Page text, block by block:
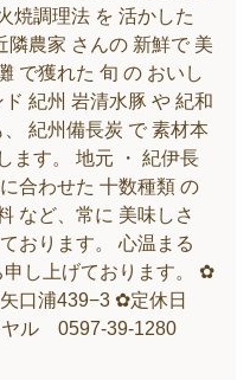
焼調理法 を 活かした
隣農家 さんの 新鮮で 美
で獲れた 旬 の おいし
紀州 岩清水豚 や 紀和
紀州備長炭 で 素材本
ます。 地元 ・ 紀伊長
合わせた 十数種類 の
など、常に 美味しさ
おります。 心温まる
し上げております。 ✿
口浦439−3 ✿定休日
ヤル 0597-39-1280